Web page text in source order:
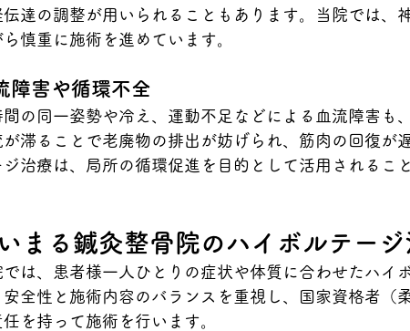
伝達の調整が用いられることもあります。当院では、
ら慎重に施術を進めています。
障害や循環不全
間の同一姿勢や冷え、運動不足などによる血流障害も
が滞ることで老廃物の排出が妨げられ、筋肉の回復が
ジ治療は、局所の循環促進を目的として活用されるこ
まる鍼灸整骨院のハイボルテージ
では、患者様一人ひとりの症状や体質に合わせたハイ
安全性と施術内容のバランスを重視し、国家資格者（
任を持って施術を行います。